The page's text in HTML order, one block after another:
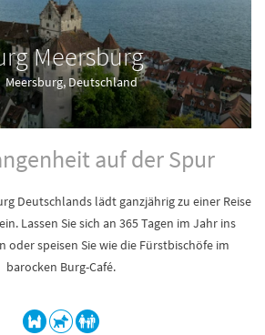
Meersburg
Meersburg, Deutschland
auf der Spur
Deutschlands lädt ganzjährig zu einer Reise
Lassen Sie sich an 365 Tagen im Jahr ins
speisen Sie wie die Fürstbischöfe im
barocken Burg-Café.